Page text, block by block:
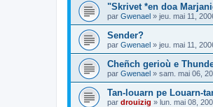
"Skrivet *en doa
par Gwenael » jeu. mai 11,
Sender?
par Gwenael » jeu. mai 11,
Cheñch gerioù e
par Gwenael » sam. mai 06,
Tan-louarn pe Louarn-
par drouizig » lun. mai 08,